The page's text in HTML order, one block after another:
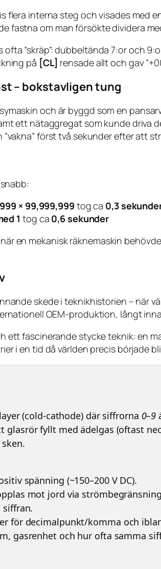
flera interna steg och visades med
fastna om man försökte dividera
”skräp”: dubbeltända 7:or och
på [CL] rensade allt och gav
– bokstavligen tung
symaskin och är byggd som en
ett nätaggregat som kunde driva
först två sekunder efter att
× 99,999,999 tog ca 0,3
1 tog ca 0,6 sekunder
en mekanisk räknemaskin
skede i teknikhistorien –
OEM-produktion, långt
ett fascinerande stycke teknik: en
i en tid då världen precis började
(cold-cathode) där siffrorna 0–9
glasrör fyllt med ädelgas (oftast
spänning (~150–200 V DC).
mot jord via
för decimalpunkt/komma och
gasrenhet och hur ofta samma